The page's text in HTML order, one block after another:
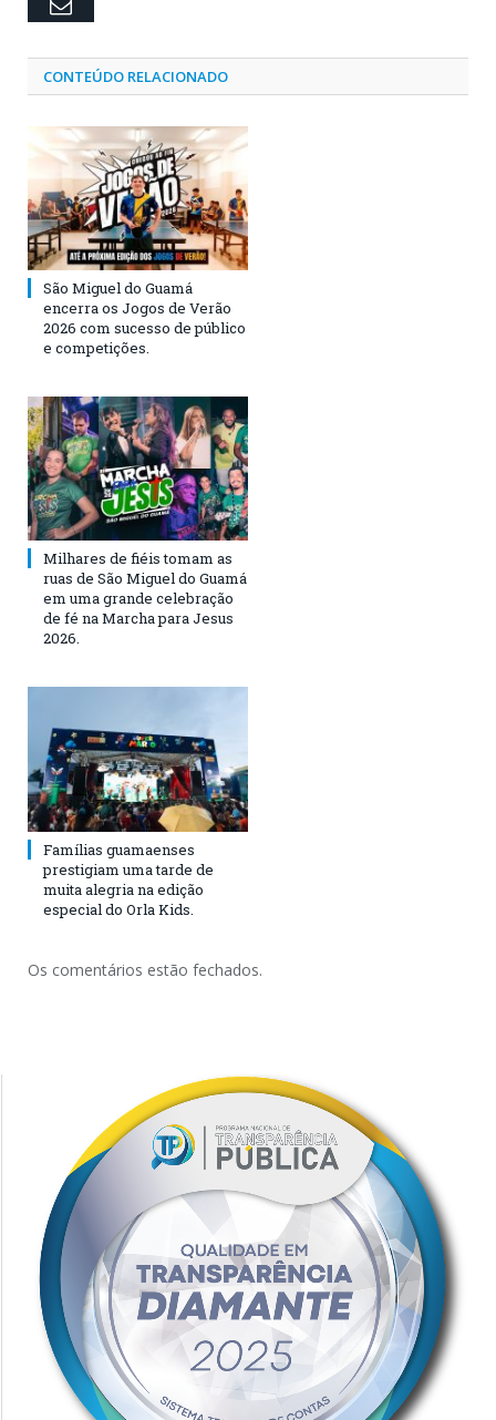
Email
CONTEÚDO RELACIONADO
São Miguel do Guamá
encerra os Jogos de Verão
2026 com sucesso de público
e competições.
Milhares de fiéis tomam as
ruas de São Miguel do Guamá
em uma grande celebração
de fé na Marcha para Jesus
2026.
Famílias guamaenses
prestigiam uma tarde de
muita alegria na edição
especial do Orla Kids.
Os comentários estão fechados.